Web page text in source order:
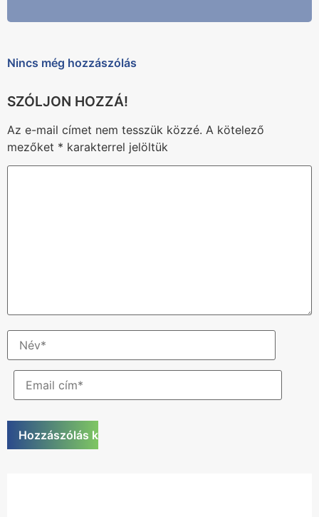
Nincs még hozzászólás
Az e-mail címet nem tesszük közzé. A kötelező
mezőket * karakterrel jelöltük